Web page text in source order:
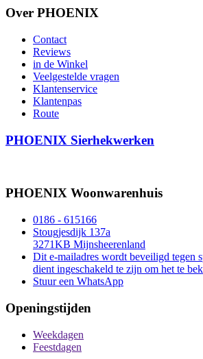
Over PHOENIX
Contact
Reviews
in de Winkel
Veelgestelde vragen
Klantenservice
Klantenpas
Route
PHOENIX Sierhekwerken
PHOENIX Woonwarenhuis
0186 - 615166
Stougjesdijk 137a
3271KB Mijnsheerenland
Dit e-mailadres wordt beveiligd tegen
dient ingeschakeld te zijn om het te
Stuur een WhatsApp
Openingstijden
Weekdagen
Feestdagen